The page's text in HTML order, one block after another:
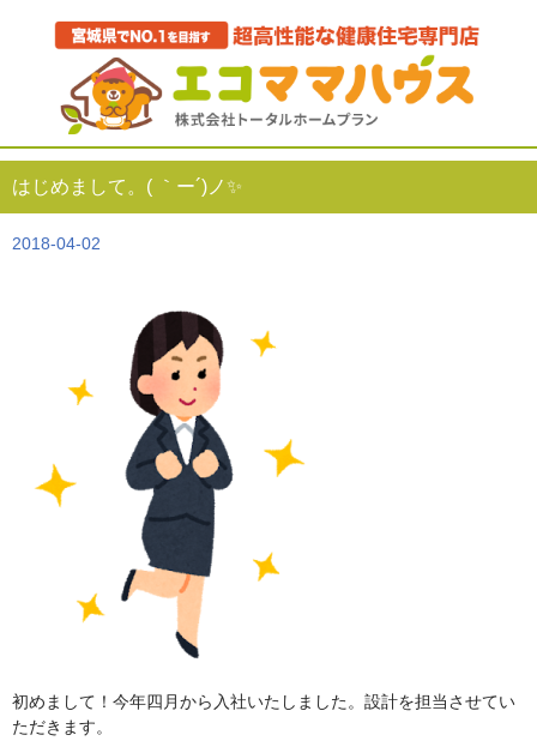
はじめまして。( ｀ー´)ノ✨
2018-04-02
初めまして！今年四月から入社いたしました。設計を担当させてい
ただきます。